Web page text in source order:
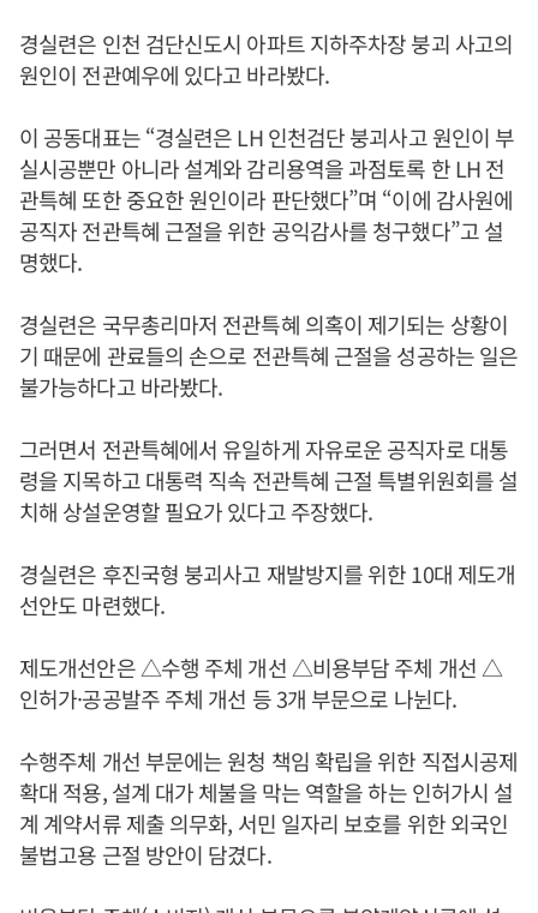
경실련은 인천 검단신도시 아파트 지하주차장 붕괴 사고의
원인이 전관예우에 있다고 바라봤다.
이 공동대표는 “경실련은 LH 인천검단 붕괴사고 원인이 부
실시공뿐만 아니라 설계와 감리용역을 과점토록 한 LH 전
관특혜 또한 중요한 원인이라 판단했다”며 “이에 감사원에
공직자 전관특혜 근절을 위한 공익감사를 청구했다”고 설
명했다.
경실련은 국무총리마저 전관특혜 의혹이 제기되는 상황이
기 때문에 관료들의 손으로 전관특혜 근절을 성공하는 일은
불가능하다고 바라봤다.
그러면서 전관특혜에서 유일하게 자유로운 공직자로 대통
령을 지목하고 대통력 직속 전관특혜 근절 특별위원회를 설
치해 상설운영할 필요가 있다고 주장했다.
경실련은 후진국형 붕괴사고 재발방지를 위한 10대 제도개
선안도 마련했다.
제도개선안은 △수행 주체 개선 △비용부담 주체 개선 △
인허가·공공발주 주체 개선 등 3개 부문으로 나뉜다.
수행주체 개선 부문에는 원청 책임 확립을 위한 직접시공제
확대 적용, 설계 대가 체불을 막는 역할을 하는 인허가시 설
계 계약서류 제출 의무화, 서민 일자리 보호를 위한 외국인
불법고용 근절 방안이 담겼다.